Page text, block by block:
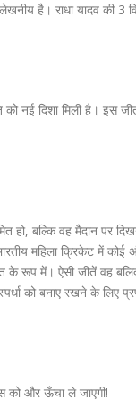
है। राधा यादव की 3
नई दिशा मिली है। इस
हो, बल्कि वह मैदान पर
महिला क्रिकेट में
के रूप में। ऐसी जीतें वह
को बनाए रखने के लिए
को और ऊँचा ले जाएगी!